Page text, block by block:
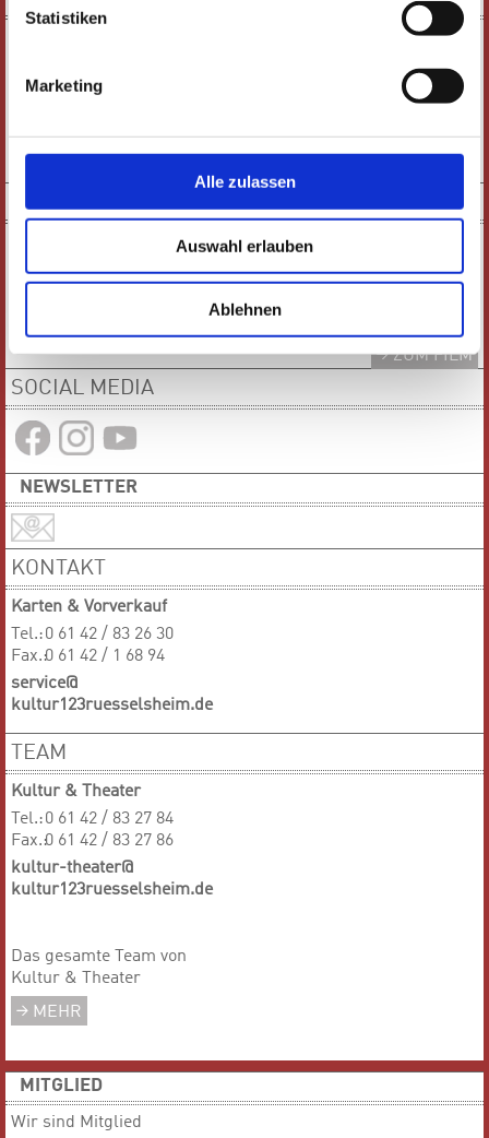
Statistiken
Marketing
Alle zulassen
Auswahl erlauben
Ablehnen
E-PAPER
KURZFILM
ZUM FILM
SOCIAL MEDIA
NEWSLETTER
KONTAKT
Karten & Vorverkauf
Tel.:0 61 42 / 83 26 30
Fax.:0 61 42 / 1 68 94
service@
kultur123ruesselsheim.de
TEAM
Kultur & Theater
Tel.:0 61 42 / 83 27 84
Fax.:0 61 42 / 83 27 86
kultur-theater@
kultur123ruesselsheim.de
Das gesamte Team von
Kultur & Theater
MEHR
MITGLIED
Wir sind Mitglied